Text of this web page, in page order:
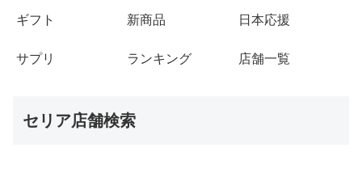
ギフト 新商品 日本応援
サプリ ランキング 店舗一覧
セリア店舗検索